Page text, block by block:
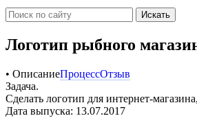
Искать
Логотип рыбного
• ОписаниеПроцессОтзыв
Задача.
Сделать логотип для интернет-
Дата выпуска: 13.07.2017